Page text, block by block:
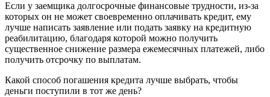
Если у заемщика долгосрочные финансовые трудности, из-за
которых он не может своевременно оплачивать кредит, ему
лучше написать заявление или подать заявку на кредитную
реабилитацию, благодаря которой можно получить
существенное снижение размера ежемесячных платежей, либо
получить отсрочку по выплатам.
Какой способ погашения кредита лучше выбрать, чтобы
деньги поступили в тот же день?